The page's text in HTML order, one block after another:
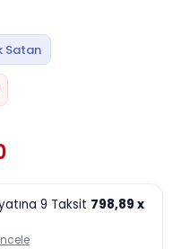
Satan
9 Taksit 798,89 x